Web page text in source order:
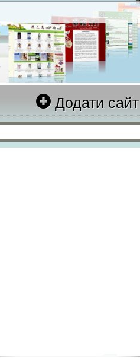
Додати сайт